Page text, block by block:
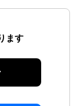
ます